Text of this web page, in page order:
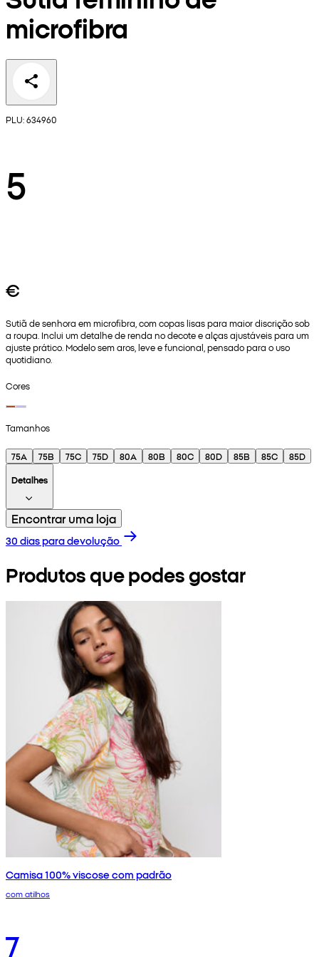
microfibra
PLU: 634960
5
€
Sutiã de senhora em microfibra, com copas lisas para maior discrição sob
a roupa. Inclui um detalhe de renda no decote e alças ajustáveis para um
ajuste prático. Modelo sem aros, leve e funcional, pensado para o uso
quotidiano.
Cores
Tamanhos
75A 75B 75C 75D 80A 80B 80C 80D 85B 85C
85D
Detalhes
Encontrar uma loja
30 dias para devolução
Produtos que podes gostar
Camisa 100% viscose com padrão
com atilhos
7